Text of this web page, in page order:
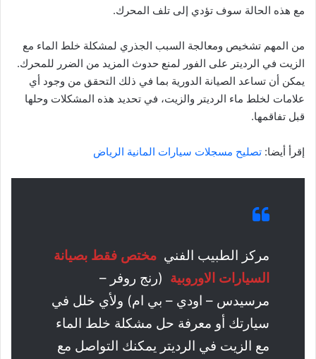
مع هذه الحالة سوف تؤدي إلى تلف المحرك.
من المهم تشخيص ومعالجة السبب الجذري لمشكلة خلط الماء مع
الزيت في الرديتر على الفور لمنع حدوث المزيد من الضرر للمحرك.
يمكن أن تساعد الصيانة الدورية بما في ذلك التحقق من وجود أي
علامات لخلط ماء الرديتر والزيت، في تحديد هذه المشكلات وحلها
قبل تفاقمها.
إقرأ أيضا: تصليح مسجلات سيارات المانية الرياض
مركز الطبيب الفني مختص فقط بصيانة
السيارات الاوروبية (رنج روفر –
مرسيدس – اودي – بي ام) ولأي خلل في
سيارتك أو معرفة حل مشكلة خلط الماء
مع الزيت في الرديتر يمكنك التواصل مع